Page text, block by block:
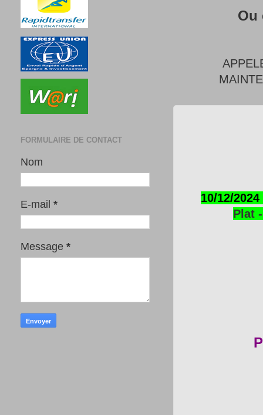
Ou
10/12/
Plat
FORMULAIRE DE CONTACT
Nom
E-mail *
Message *